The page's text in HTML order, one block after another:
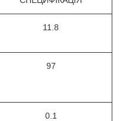
11.8
97
0.1